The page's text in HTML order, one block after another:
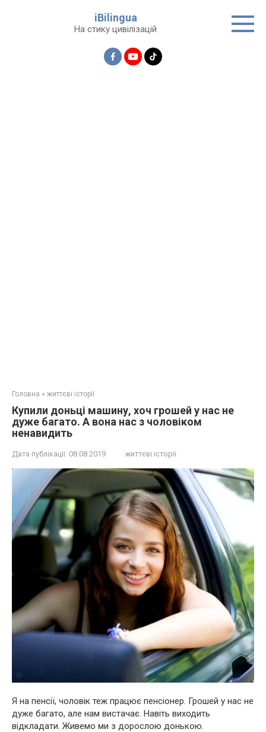
iBilingua
На стику цивілізацій
Головна » життєві історії
Купили доньці машину, хоч грошей у нас не
дуже багато. А вона нас з чоловіком
ненавидить
Дата публікації: 08.08.2019 життєві історії
Я на пенсії, чоловік теж працює пенсіонер. Грошей у нас не
дуже багато, але нам вистачає. Навіть виходить
відкладати. Живемо ми з дорослою донькою.